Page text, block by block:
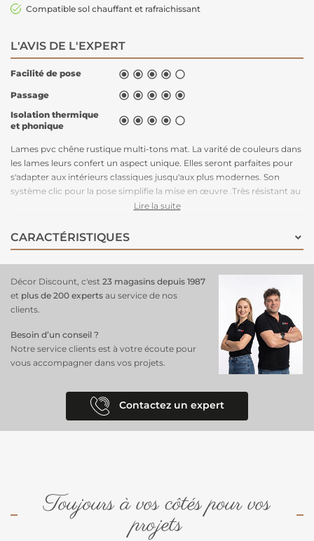
Compatible sol chauffant et rafraichissant
L'AVIS DE L'EXPERT
Facilité de pose     
Passage     
Isolation thermique
et phonique
    
Lames pvc chêne rustique multi-tons mat. La varité de couleurs dans
les lames leurs confert un aspect unique. Elles seront parfaites pour
s'adapter aux intérieurs classiques jusqu'aux plus modernes. Son
système clic pour la pose simplifie la mise en œuvre .Très résistant au
passage, il convient parfaitement à un usage commercial. Lames pvc
leurs confert un aspect unique. Elles seront parfaites pour s'adapter
aux intérieurs classiques jusqu'aux plus modernes. Son système clic
Lire la suite
CARACTÉRISTIQUES
Décor Discount, c'est 23 magasins depuis 1987
et plus de 200 experts au service de nos
clients.
Besoin d’un conseil ?
Notre service clients est à votre écoute pour
vous accompagner dans vos projets.
Contactez un expert
Toujours à vos côtés pour vos
projets